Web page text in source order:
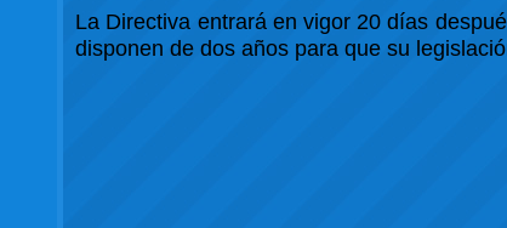
La Directiva entrará en vigor 20 días
disponen de dos años para que su